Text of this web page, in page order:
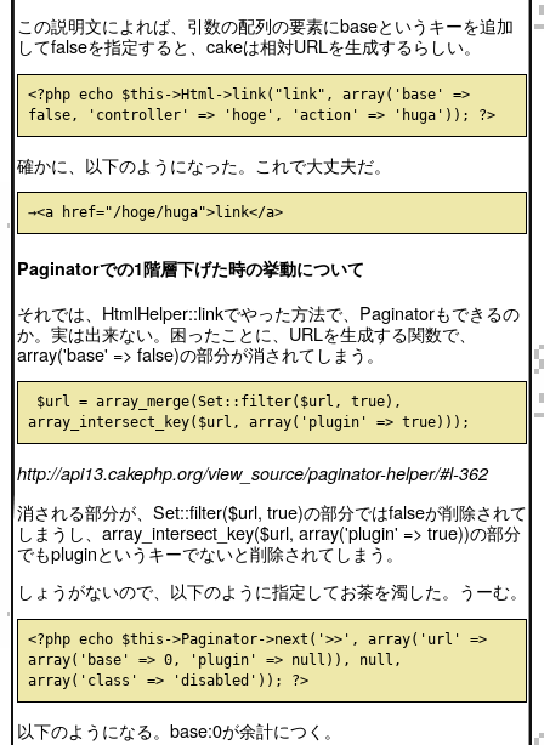
この説明文によれば、引数の配列の要素にbaseというキーを追加
してfalseを指定すると、cakeは相対URLを生成するらしい。
<?php echo $this->Html->link("link", array('base' =>
確かに、以下のようになった。これで大丈夫だ。
Paginatorでの1階層下げた時の挙動について
それでは、HtmlHelper::linkでやった方法で、Paginatorもできるの
か。実は出来ない。困ったことに、URLを生成する関数で、
array('base' => false)の部分が消されてしまう。
http://api13.cakephp.org/view_source/paginator-helper/#l-362
消される部分が、Set::filter($url, true)の部分ではfalseが削除されて
しまうし、array_intersect_key($url, array('plugin' => true))の部分
でもpluginというキーでないと削除されてしまう。
しょうがないので、以下のように指定してお茶を濁した。うーむ。
<?php echo $this->Paginator->next('>>', array('url' =>
array('base' => 0, 'plugin' => null)), null,
以下のようになる。base:0が余計につく。